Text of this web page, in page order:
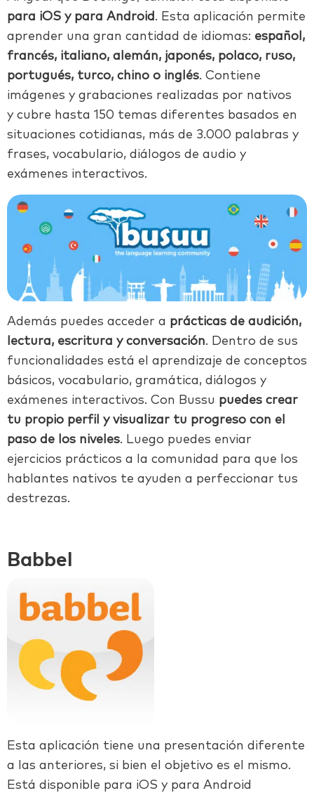
para iOS y para Android . Esta aplicación permite
aprender una gran cantidad de idiomas: español,
francés, italiano, alemán, japonés, polaco, ruso,
portugués, turco, chino o inglés. Contiene
imágenes y grabaciones realizadas por nativos
y cubre hasta 150 temas diferentes basados en
situaciones cotidianas, más de 3.000 palabras y
frases, vocabulario, diálogos de audio y
exámenes interactivos.
Además puedes acceder a prácticas de audición,
lectura, escritura y conversación. Dentro de sus
funcionalidades está el aprendizaje de conceptos
básicos, vocabulario, gramática, diálogos y
exámenes interactivos. Con Bussu puedes crear
tu propio perfil y visualizar tu progreso con el
paso de los niveles. Luego puedes enviar
ejercicios prácticos a la comunidad para que los
hablantes nativos te ayuden a perfeccionar tus
destrezas.
Babbel
Esta aplicación tiene una presentación diferente
a las anteriores, si bien el objetivo es el mismo.
Está disponible para iOS y para Android